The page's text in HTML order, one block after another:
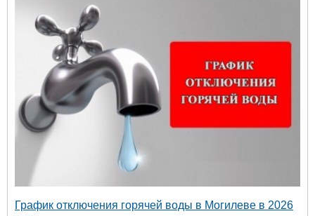
График отключения горячей воды в Могилеве в 2026